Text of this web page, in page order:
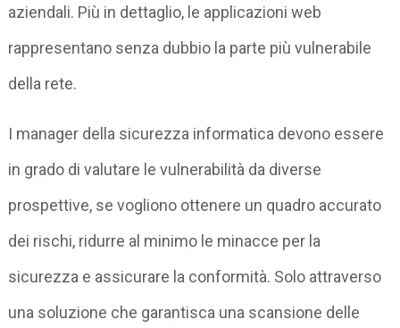
aziendali. Più in dettaglio, le applicazioni web
rappresentano senza dubbio la parte più vulnerabile
della rete.
I manager della sicurezza informatica devono essere
in grado di valutare le vulnerabilità da diverse
prospettive, se vogliono ottenere un quadro accurato
dei rischi, ridurre al minimo le minacce per la
sicurezza e assicurare la conformità. Solo attraverso
una soluzione che garantisca una scansione delle